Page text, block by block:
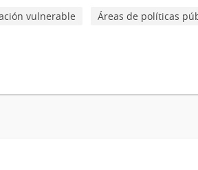
vulnerable
Áreas de políticas